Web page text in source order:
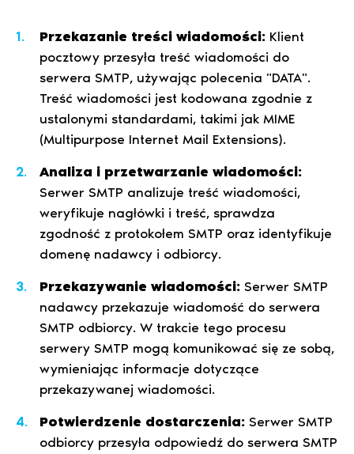
Przekazanie treści wiadomości: Klient
pocztowy przesyła treść wiadomości do
serwera SMTP, używając polecenia "DATA".
Treść wiadomości jest kodowana zgodnie z
ustalonymi standardami, takimi jak MIME
(Multipurpose Internet Mail Extensions).
Analiza i przetwarzanie wiadomości:
Serwer SMTP analizuje treść wiadomości,
weryfikuje nagłówki i treść, sprawdza
zgodność z protokołem SMTP oraz identyfikuje
domenę nadawcy i odbiorcy.
Przekazywanie wiadomości: Serwer SMTP
nadawcy przekazuje wiadomość do serwera
SMTP odbiorcy. W trakcie tego procesu
serwery SMTP mogą komunikować się ze sobą,
wymieniając informacje dotyczące
przekazywanej wiadomości.
Potwierdzenie dostarczenia: Serwer SMTP
odbiorcy przesyła odpowiedź do serwera SMTP